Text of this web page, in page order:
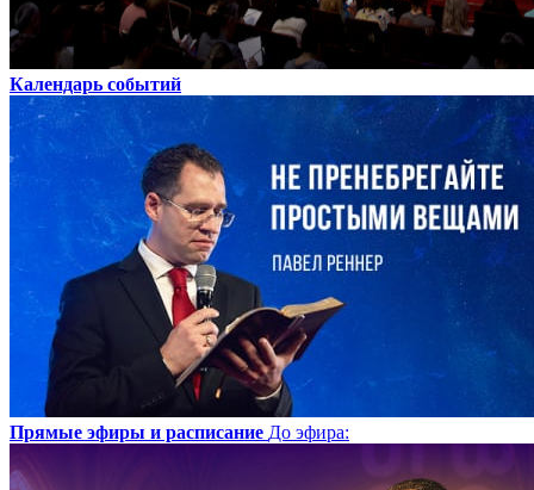
Календарь событий
Прямые эфиры и расписание До эфира: